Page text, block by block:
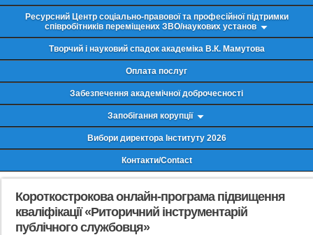
Ресурсний Центр соціально-правової та професійної підтримки
співробітників переміщених ЗВО/наукових установ
Творчий і науковий спадок академіка В.К. Мамутова
Оплата послуг
Забезпечення академічної доброчесності
Запобігання корупції
Вибори директора Інституту 2026
Контакти/Contact
Короткострокова онлайн-програма підвищення
кваліфікації «Риторичний інструментарій
публічного службовця»